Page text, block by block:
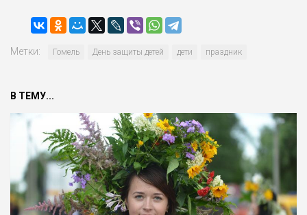
Метки: Гомель День защиты детей дети праздник
В ТЕМУ...